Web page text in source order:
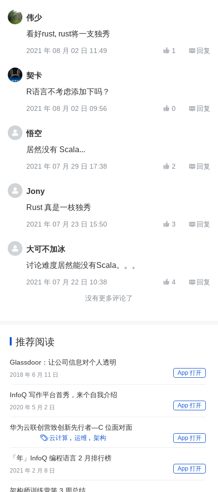
伟少
看好rust, rust将一支独秀
2021 年 08 月 02 日 11:49  1  回复
契卡
R语言不考虑添加下吗？
2021 年 08 月 02 日 09:56  0  回复
悟空
居然没有 Scala...
2021 年 07 月 29 日 17:38  2  回复
Jony
Rust 真是一枝独秀
2021 年 07 月 23 日 15:50  3  回复
大可不加冰
讨论难度居然能没有Scala。。。
2021 年 07 月 22 日 10:38  4  回复
没有更多评论了
推荐阅读
Glassdoor：让公司信息对个人透明
2018 年 6 月 11 日 App 打开
InfoQ 写作平台首秀，来个自我介绍
2020 年 5 月 2 日 App 打开
华为云联创营致创新先行者—C 位面对面
云计算 运维 架构 App 打开
「年」InfoQ 编程语言 2 月排行榜
2021 年 2 月 8 日 App 打开